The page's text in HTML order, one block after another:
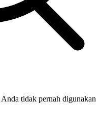
tidak pernah digunakan